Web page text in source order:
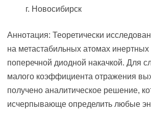
г. Новосибирск
Аннотация: Теоретически
на метастабильных атомах инертных
поперечной диодной накачкой. Для
малого коэффициента отражения
получено аналитическое решение,
исчерпывающе определить любые